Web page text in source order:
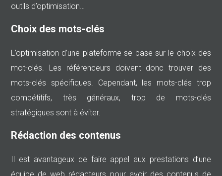
outils d’optimisation…
Choix des mots-clés
L’optimisation d’une plateforme se base sur le choix des
mot-clés. Les référenceurs doivent donc trouver des
mots-clés spécifiques. Cependant, les mots-clés trop
compétitifs, très généraux, trop de mots-clés
stratégiques sont à éviter.
Rédaction des contenus
Il est avantageux de faire appel aux prestations d’une